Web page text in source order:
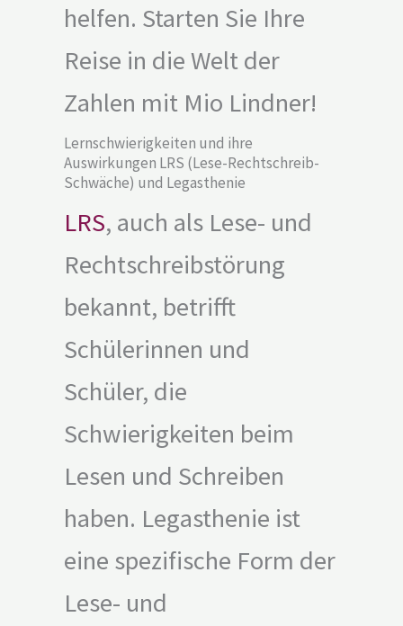
helfen. Starten Sie Ihre
Reise in die Welt der
Zahlen mit Mio Lindner!
Lernschwierigkeiten und ihre
Auswirkungen LRS (Lese-Rechtschreib-
Schwäche) und Legasthenie
LRS, auch als Lese- und
Rechtschreibstörung
bekannt, betrifft
Schülerinnen und
Schüler, die
Schwierigkeiten beim
Lesen und Schreiben
haben. Legasthenie ist
eine spezifische Form der
Lese- und